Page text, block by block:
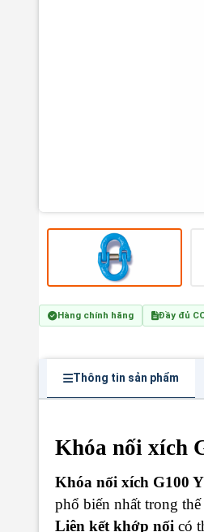
Hàng chính hãng Đầy đủ
Thông tin sản phẩm
Khóa nối xích
Khóa nối xích G100
phổ biến nhất trong
Liên kết khớp nối có